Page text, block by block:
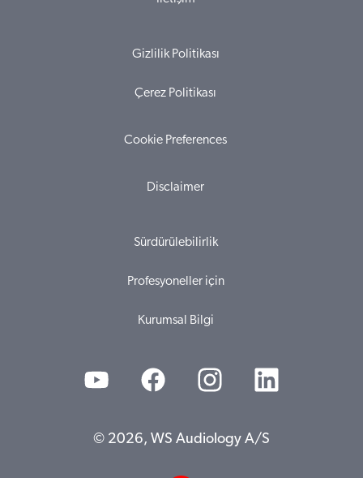
Gizlilik Politikası
Çerez Politikası
Cookie Preferences
Disclaimer
Sürdürülebilirlik
Profesyoneller için
Kurumsal Bilgi
© 2026, WS Audiology A/S